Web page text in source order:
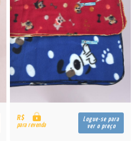
R$
para revenda
Logue-se para
ver o preço